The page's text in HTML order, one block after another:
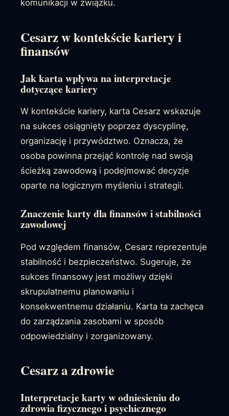
komunikacji w związku.
Cesarz w kontekście kariery i
finansów
Jak karta wpływa na interpretacje
dotyczące kariery
W kontekście kariery, karta Cesarz wskazuje
na sukces osiągnięty poprzez dyscyplinę,
organizację i przywództwo. Oznacza, że
osoba powinna przejąć kontrolę nad swoją
ścieżką zawodową i podejmować decyzje
oparte na logicznym myśleniu i strategii.
Znaczenie karty dla finansów i stabilności
zawodowej
Pod względem finansów, Cesarz reprezentuje
stabilność i bezpieczeństwo. Sugeruje, że
sukces finansowy jest możliwy dzięki
skrupulatnemu planowaniu i
konsekwentnemu działaniu. Karta ta zachęca
do zarządzania zasobami w sposób
odpowiedzialny i zorganizowany.
Cesarz a zdrowie
Interpretacje karty w odniesieniu do
zdrowia fizycznego i psychicznego